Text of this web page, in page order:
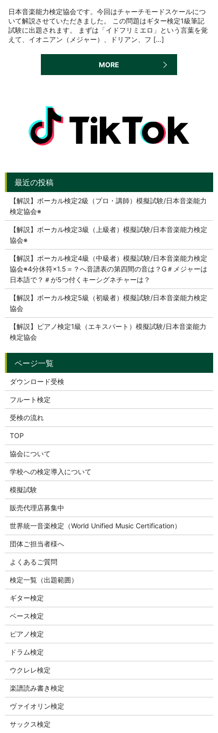
日本音楽能力検定協会です。今回はチャーチモードスケールにつ
いて解説させていただきました。 この問題はギター検定1級筆記
試験に出題されます。 まずは「イドフリミエロ」という言葉を覚
えて、イオニアン（メジャー）、ドリアン、フ […]
MORE
【解説】ボーカル検定2級（プロ・講師）模擬試験/日本音楽能力
検定協会※
【解説】ボーカル検定3級（上級者）模擬試験/日本音楽能力検定
協会※
【解説】ボーカル検定4級（中級者）模擬試験/日本音楽能力検定
協会※4分休符×1.5＝？へ音譜表の第四間の音は？G＃メジャーは
日本語で？＃が5つ付くキーシグネチャーは？
【解説】ボーカル検定5級（初級者）模擬試験/日本音楽能力検定
協会
【解説】ピアノ検定1級（エキスパート）模擬試験/日本音楽能力
検定協会
ダウンロード受検
フルート検定
受検の流れ
TOP
協会について
学校への検定導入について
模擬試験
販売代理店募集中
世界統一音楽検定（World Unified Music Certification）
団体ご担当者様へ
よくあるご質問
検定一覧（出題範囲）
ギター検定
ベース検定
ピアノ検定
ドラム検定
ウクレレ検定
楽譜読み書き検定
ヴァイオリン検定
サックス検定